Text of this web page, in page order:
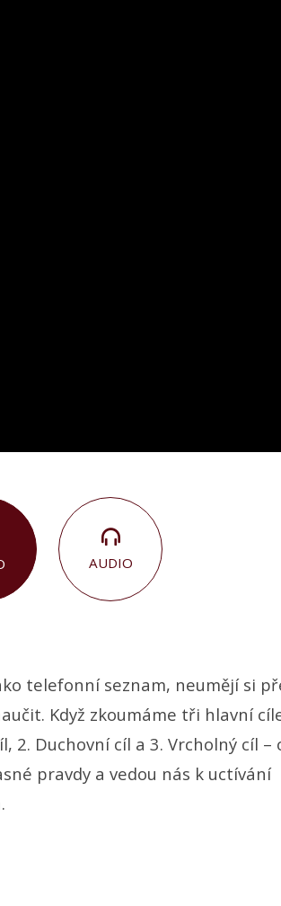
AUDIO
telefonní seznam, neumějí si
Když zkoumáme tři hlavní
2. Duchovní cíl a 3. Vrcholný cíl –
pravdy a vedou nás k uctívání